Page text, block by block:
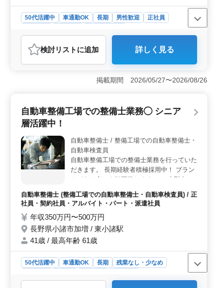
50代活躍中 車通勤OK 長期 男性歓迎
正社員
おすすめポイント
＜トータルカーショップでの多岐にわたる業務＞ トラ
ック整備士として、整備、修理、点検に加え、新車・中
ど、車に関する幅広い業務に携わります。トータルカー
多数＞ 自動車整備10年以上の経験者を歓迎。中途入社
が多く、馴染みやすい環境です。経験豊富な方々がチー
ムを支え、活気ある職場で働くことができます。新しい
メンバーも積極的に迎え入れられます。 ＜働きやす
い環境＞ シフト制で柔軟な働き方が可能で、月〜土曜
日の勤務です。休日や有給休暇も充実しており、ワーク
ライフバランスを大切にしています。禁煙環境で、男性
8：女性2のバランスが取れた職場で、仕事に集中しやす
検討リスト に追加 詳しく見る
掲載期間 2026/05/27〜2026/08/26
自動車整備工場での整備士業務◯ シニア
層活躍中！
自動車整備士 / 整備工場での自動車整備士・
自動車検査員
自動車整備工場での整備士業務を行っていた
だきます。 長期経験者積極採用中！ ブラン
クがある方でも歓迎致します。 ・小型車か
いします ・点検整備、分解整備、車検整備
・部品の交換、取付け、補修 ＊40代、50代
以上もご活躍中です！ ＊残業少なめ、働き
やすい職場です◎ ＊皆様のご応募、お待ち
しております！
自動車整備士 (整備工場での自動車整備士・自動車検査員) / 正
社員・契約社員・アルバイト・パート・派遣社員
年収350万円〜500万円
長野県小諸市加増 / 東小諸駅
41歳 / 最高年齢 61歳
50代活躍中 車通勤OK 長期
残業なし・少なめ
自動車整備士